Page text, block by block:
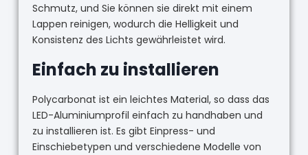
Schmutz, und Sie können sie direkt mit einem
Lappen reinigen, wodurch die Helligkeit und
Konsistenz des Lichts gewährleistet wird.
Einfach zu installieren
Polycarbonat ist ein leichtes Material, so dass das
LED-Aluminiumprofil einfach zu handhaben und
zu installieren ist. Es gibt Einpress- und
Einschiebetypen und verschiedene Modelle von